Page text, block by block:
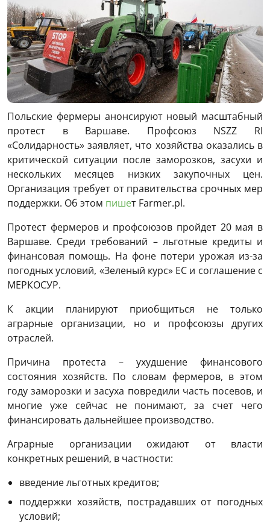
Польские фермеры анонсируют новый масштабный
протест в Варшаве. Профсоюз NSZZ RI
«Солидарность» заявляет, что хозяйства оказались в
критической ситуации после заморозков, засухи и
нескольких месяцев низких закупочных цен.
Организация требует от правительства срочных мер
поддержки. Об этом пишет Farmer.pl.
Протест фермеров и профсоюзов пройдет 20 мая в
Варшаве. Среди требований – льготные кредиты и
финансовая помощь. На фоне потери урожая из-за
погодных условий, «Зеленый курс» ЕС и соглашение с
МЕРКОСУР.
К акции планируют приобщиться не только
аграрные организации, но и профсоюзы других
отраслей.
Причина протеста – ухудшение финансового
состояния хозяйств. По словам фермеров, в этом
году заморозки и засуха повредили часть посевов, и
многие уже сейчас не понимают, за счет чего
финансировать дальнейшее производство.
Аграрные организации ожидают от власти
конкретных решений, в частности:
введение льготных кредитов;
поддержки хозяйств, пострадавших от погодных
условий;